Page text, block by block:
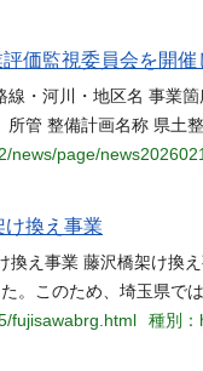
価監視委員会を開催
・河川・地区名 事業
所管 整備計画名称 県土
news/page/
け換え事業
換え事業 藤沢橋架け換
。このため、埼玉県で
fujisawabrg.html
種別：